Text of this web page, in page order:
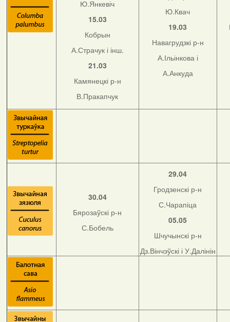
Ю.Янкевіч
15.03
Кобрын
А.Страчук і інш.
21.03
Камянецкі р-н
В.Пракапчук
Ю.Квач
19.03
Навагрудзкі р-н
А.Ільінкова і
А.Анкуда
30.04
Бярозаўскі р-н
С.Бобель
29.04
Гродзенскі р-н
С.Чарапіца
05.05
Шчучынскі р-н
Дз.Вінчэўскі і У.Далінін